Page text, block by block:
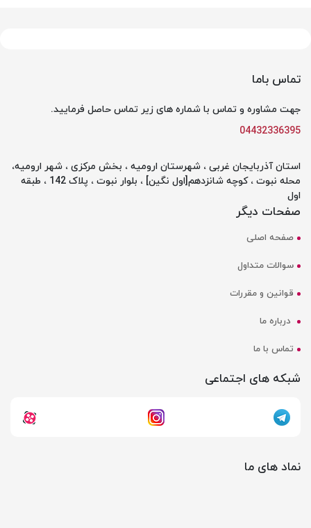
تماس باما
جهت مشاوره و تماس با شماره های زیر تماس حاصل فرمایید.
04432336395
استان آذربایجان غربی ، شهرستان ارومیه ، بخش مرکزی ، شهر ارومیه،
محله نبوت ، کوچه شانزدهم[اول نگین] ، بلوار نبوت ، پلاک 142 ، طبقه
اول
صفحات دیگر
صفحه اصلی
سوالات متداول
قوانین و مقررات
درباره ما
تماس با ما
شبکه های اجتماعی
نماد های ما